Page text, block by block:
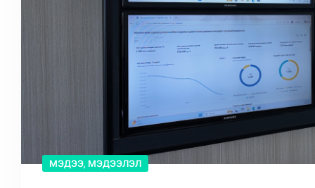
МЭДЭЭ, МЭДЭЭЛЭЛ